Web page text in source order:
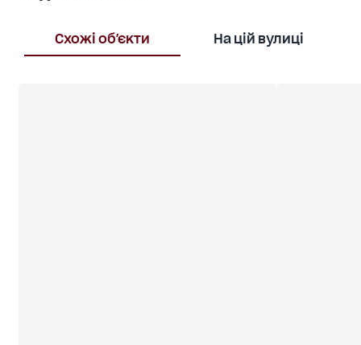
Схожі об'єкти На цій вулиці